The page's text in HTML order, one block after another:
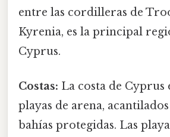
entre las cordilleras de
Kyrenia, es la principal
Cyprus.
Costas: La costa de Cyprus
playas de arena,
bahías protegidas. Las